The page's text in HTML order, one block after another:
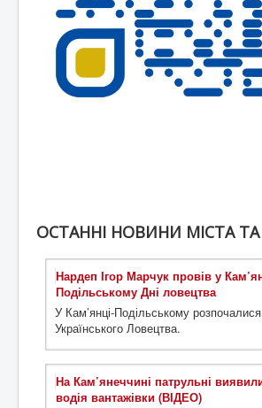
ОСТАННІ НОВИНИ МІСТА
Нардеп Ігор Марчук провів у
Подільському Дні ловецтва
У Кам’янці-Подільському
Українського Ловецтва.
На Кам’янеччині патрульні
водія вантажівки (ВІДЕО)